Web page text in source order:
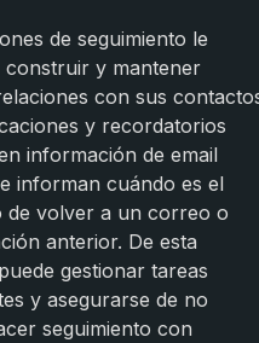
de seguimiento le
construir y mantener
con sus
y recordatorios
información de email
informan cuándo es el
de volver a un correo o
anterior. De esta
gestionar tareas
y asegurarse de no
seguimiento con